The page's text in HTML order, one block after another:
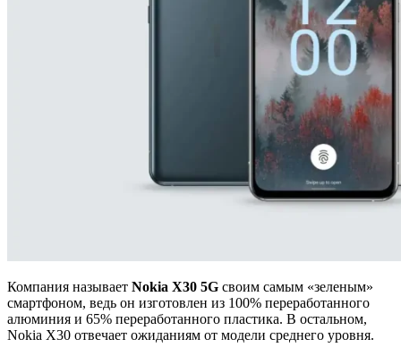
Компания называет Nokia X30 5G своим самым «зеленым»
смартфоном, ведь он изготовлен из 100% переработанного
алюминия и 65% переработанного пластика. В остальном,
Nokia X30 отвечает ожиданиям от модели среднего уровня.